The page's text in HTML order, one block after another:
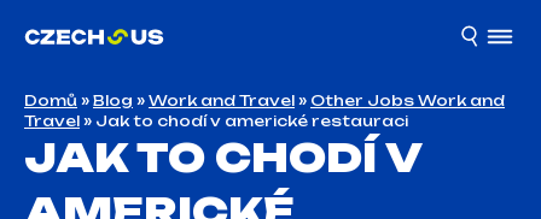
Domů » Blog » Work and Travel » Other Jobs Work and
Travel » Jak to chodí v americké restauraci
JAK TO CHODÍ V